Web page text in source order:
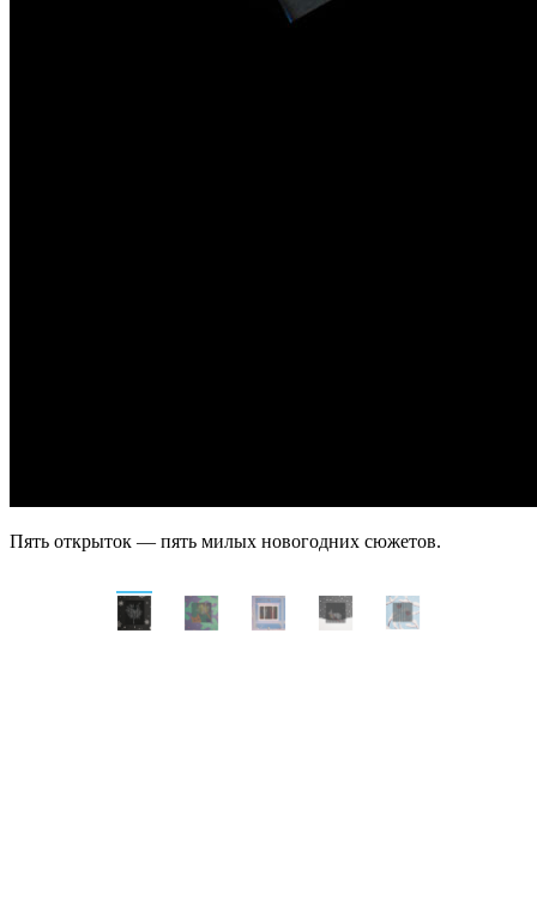
Пять открыток — пять милых новогодних сюжетов.